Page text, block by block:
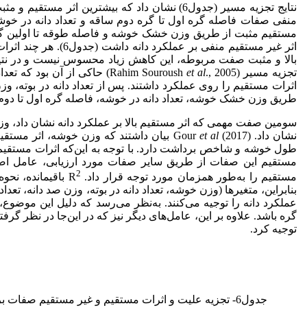
نتایج تجزیه مسیر (جدول6) نشان داد که
منفی صفات فاصله گره اول تا گره دوم ساقه و تعداد دانه در
مستقیم مثبت از طریق وزن خشک خوشه و فاصله طوقه تا اولین
اثر غیر مستقیم
بالا و مثبت صفت مربوطه، این کاهش زیاد محسوس نیست و در
تجزیه مسیر (Rahim Souroush
et al
., 2005) حاکی از آن بود
اثرات مستقیم را روی عملکرد داشتند. پس از تعداد دانه در
طریق وزن خشک خوشه، تعداد دانه در خوشه، فاصله گره اول تا دوم
سومین صفت مهمی که اثر مستقیم بالا بر عملکرد دانه نشان داد،
نشان داد. Gour
et al
طول خوشه و شاخص برداشت دارد. با توجه به این‌که اثرات
مستقیم این صفات از طریق سایر صفات مورد ارزیابی، عامل
مستقیم را به‌طور همزمان مورد توجه قرار داد. R 2 باقیمانده،
عملکرد دانه را توجیه می‌کنند. به‌نظر می‌رسد که دلیل این
گره باشد. علاوه بر این، عامل‌های دیگر نیز که در این‌جا در نظر
توجیه کرد.
جدول6- تجزیه علیت و اثرات مستقیم و غیر مستقیم صفات بر عملکرد دانه در ژنوتیپ‌های نسل F